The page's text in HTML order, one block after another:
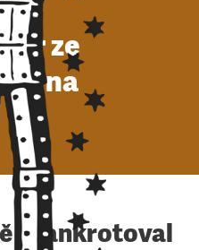
ze
na
zbankrotoval